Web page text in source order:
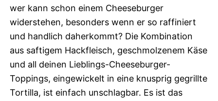
wer kann schon einem Cheeseburger
widerstehen, besonders wenn er so raffiniert
und handlich daherkommt? Die Kombination
aus saftigem Hackfleisch, geschmolzenem Käse
und all deinen Lieblings-Cheeseburger-
Toppings, eingewickelt in eine knusprig gegrillte
Tortilla, ist einfach unschlagbar. Es ist das